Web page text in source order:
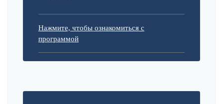
Нажмите, чтобы ознакомиться с
программой